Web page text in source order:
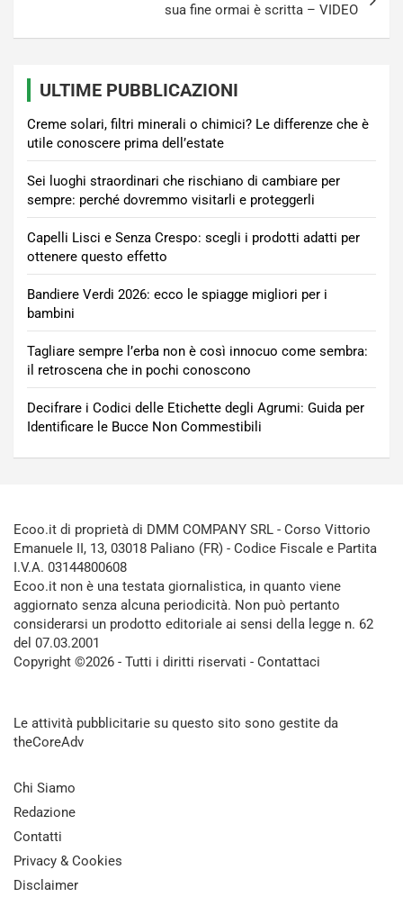
sua fine ormai è scritta – VIDEO
ULTIME PUBBLICAZIONI
Creme solari, filtri minerali o chimici? Le differenze che è
utile conoscere prima dell’estate
Sei luoghi straordinari che rischiano di cambiare per
sempre: perché dovremmo visitarli e proteggerli
Capelli Lisci e Senza Crespo: scegli i prodotti adatti per
ottenere questo effetto
Bandiere Verdi 2026: ecco le spiagge migliori per i
bambini
Tagliare sempre l’erba non è così innocuo come sembra:
il retroscena che in pochi conoscono
Decifrare i Codici delle Etichette degli Agrumi: Guida per
Identificare le Bucce Non Commestibili
Ecoo.it di proprietà di DMM COMPANY SRL - Corso Vittorio
Emanuele II, 13, 03018 Paliano (FR) - Codice Fiscale e Partita
I.V.A. 03144800608
Ecoo.it non è una testata giornalistica, in quanto viene
aggiornato senza alcuna periodicità. Non può pertanto
considerarsi un prodotto editoriale ai sensi della legge n. 62
del 07.03.2001
Copyright ©2026 - Tutti i diritti riservati - Contattaci
Le attività pubblicitarie su questo sito sono gestite da
theCoreAdv
Chi Siamo
Redazione
Contatti
Privacy & Cookies
Disclaimer